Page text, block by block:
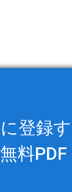
登録
無料PDF